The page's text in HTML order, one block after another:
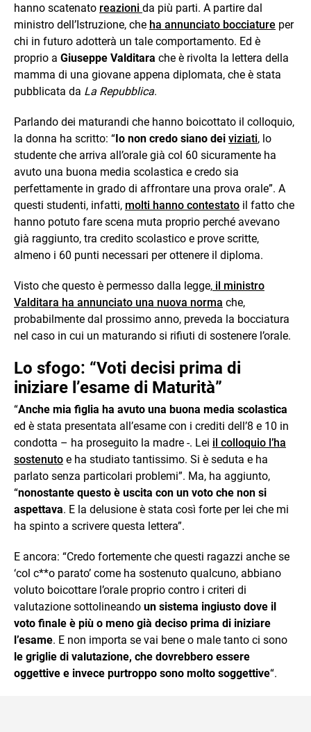
hanno scatenato reazioni da più parti. A partire dal
ministro dell’Istruzione, che ha annunciato bocciature per
chi in futuro adotterà un tale comportamento. Ed è
proprio a Giuseppe Valditara che è rivolta la lettera della
mamma di una giovane appena diplomata, che è stata
pubblicata da La Repubblica.
Parlando dei maturandi che hanno boicottato il colloquio,
la donna ha scritto: “Io non credo siano dei viziati, lo
studente che arriva all’orale già col 60 sicuramente ha
avuto una buona media scolastica e credo sia
perfettamente in grado di affrontare una prova orale”. A
questi studenti, infatti, molti hanno contestato il fatto che
hanno potuto fare scena muta proprio perché avevano
già raggiunto, tra credito scolastico e prove scritte,
almeno i 60 punti necessari per ottenere il diploma.
Visto che questo è permesso dalla legge, il ministro
Valditara ha annunciato una nuova norma che,
probabilmente dal prossimo anno, preveda la bocciatura
nel caso in cui un maturando si rifiuti di sostenere l’orale.
Lo sfogo: “Voti decisi prima di
iniziare l’esame di Maturità”
“Anche mia figlia ha avuto una buona media scolastica
ed è stata presentata all’esame con i crediti dell’8 e 10 in
condotta – ha proseguito la madre -. Lei il colloquio l’ha
sostenuto e ha studiato tantissimo. Si è seduta e ha
parlato senza particolari problemi”. Ma, ha aggiunto,
“nonostante questo è uscita con un voto che non si
aspettava. E la delusione è stata così forte per lei che mi
ha spinto a scrivere questa lettera”.
E ancora: “Credo fortemente che questi ragazzi anche se
‘col c**o parato’ come ha sostenuto qualcuno, abbiano
voluto boicottare l’orale proprio contro i criteri di
valutazione sottolineando un sistema ingiusto dove il
voto finale è più o meno già deciso prima di iniziare
l’esame. E non importa se vai bene o male tanto ci sono
le griglie di valutazione, che dovrebbero essere
oggettive e invece purtroppo sono molto soggettive“.